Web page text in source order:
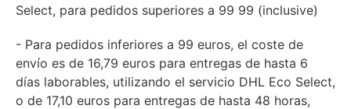
Select, para pedidos superiores a 99 99 (inclusive)
- Para pedidos inferiores a 99 euros, el coste de
envío es de 16,79 euros para entregas de hasta 6
días laborables, utilizando el servicio DHL Eco Select,
o de 17,10 euros para entregas de hasta 48 horas,